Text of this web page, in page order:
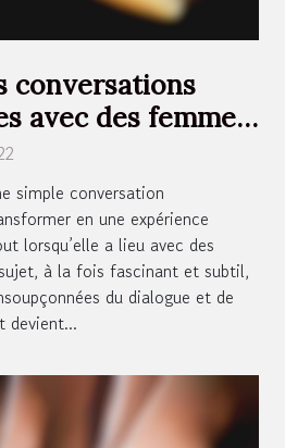
conversations
avec des femmes
éveiller les
simple conversation
en une expérience
lorsqu’elle a lieu avec des
à la fois fascinant et subtil,
du dialogue et de
devient...